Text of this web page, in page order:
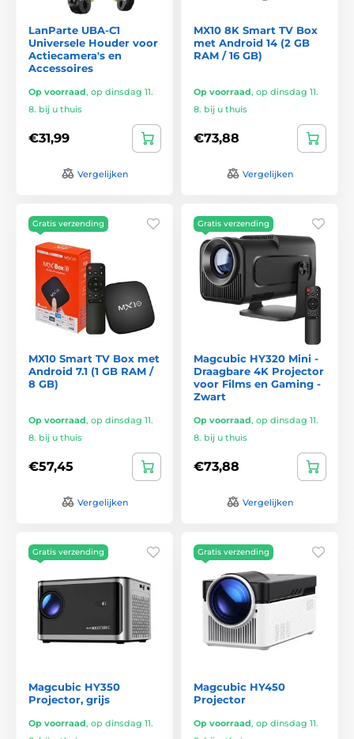
LanParte UBA-C1
Universele Houder voor
Actiecamera's en
Accessoires
Op voorraad, op dinsdag 11.
8. bij u thuis
€31,99
Vergelijken
MX10 8K Smart TV Box
met Android 14 (2 GB
RAM / 16 GB)
Op voorraad, op dinsdag 11.
8. bij u thuis
€73,88
Vergelijken
Gratis verzending
MX10 Smart TV Box met
Android 7.1 (1 GB RAM /
8 GB)
Op voorraad, op dinsdag 11.
8. bij u thuis
€57,45
Vergelijken
Gratis verzending
Magcubic HY320 Mini -
Draagbare 4K Projector
voor Films en Gaming -
Zwart
Op voorraad, op dinsdag 11.
8. bij u thuis
€73,88
Vergelijken
Gratis verzending
Magcubic HY350
Projector, grijs
Op voorraad, op dinsdag 11.
Gratis verzending
Magcubic HY450
Projector
Op voorraad, op dinsdag 11.